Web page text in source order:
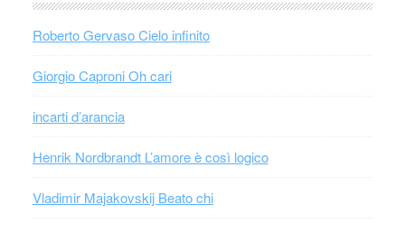
Roberto Gervaso Cielo infinito
Giorgio Caproni Oh cari
incarti d’arancia
Henrik Nordbrandt L’amore è così logico
Vladimir Majakovskij Beato chi